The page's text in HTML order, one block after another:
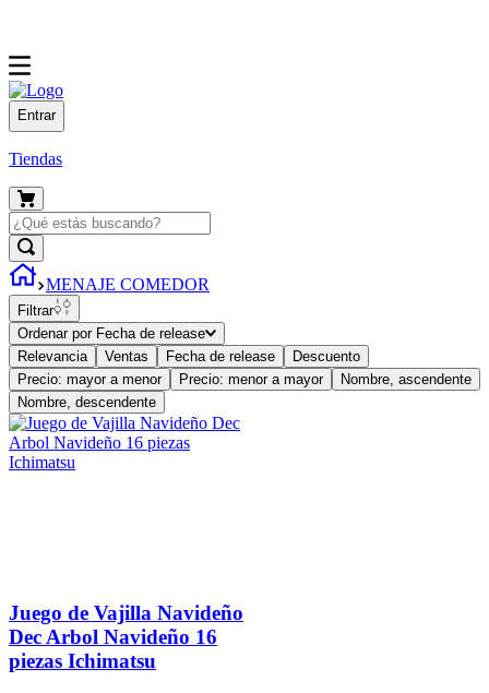
Entrar
Tiendas
MENAJE COMEDOR
Filtrar
Ordenar por Fecha de release
Relevancia
Ventas Fecha de release
Descuento
Precio: mayor a menor
Precio: menor a mayor
Nombre, ascendente
Nombre, descendente
Juego de Vajilla Navideño
Dec Arbol Navideño 16
piezas Ichimatsu